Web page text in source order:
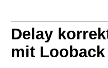
Delay
mit Looback